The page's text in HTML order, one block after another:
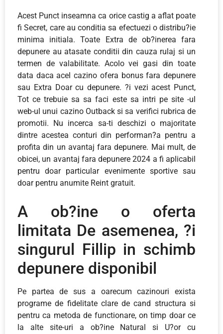
Acest Punct inseamna ca orice castig a aflat poate
fi Secret, care au conditia sa efectuezi o distribu?ie
minima initiala. Toate Extra de ob?inerea fara
depunere au atasate conditii din cauza rulaj si un
termen de valabilitate. Acolo vei gasi din toate
data daca acel cazino ofera bonus fara depunere
sau Extra Doar cu depunere. ?i vezi acest Punct,
Tot ce trebuie sa sa faci este sa intri pe site -ul
web-ul unui cazino Outback si sa verifici rubrica de
promotii. Nu incerca sa-ti deschizi o majoritate
dintre acestea conturi din performan?a pentru a
profita din un avantaj fara depunere. Mai mult, de
obicei, un avantaj fara depunere 2024 a fi aplicabil
pentru doar particular evenimente sportive sau
doar pentru anumite Reint gratuit.
A ob?ine o oferta
limitata De asemenea, ?i
singurul Fillip in schimb
depunere disponibil
Pe partea de sus a oarecum cazinouri exista
programe de fidelitate clare de cand structura si
pentru ca metoda de functionare, on timp doar ce
la alte site-uri a ob?ine Natural si U?or cu